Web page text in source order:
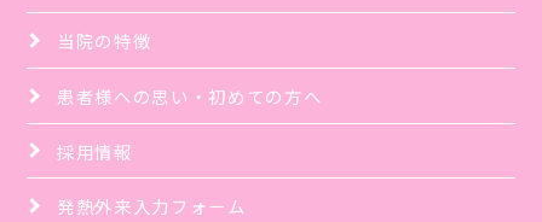
当院の特徴
患者様への思い・初めての方へ
採用情報
発熱外来入力フォーム